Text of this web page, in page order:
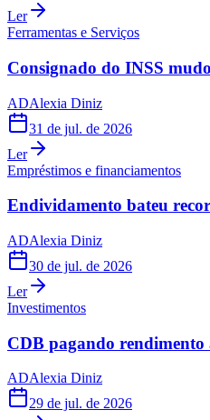
Ler
Ferramentas e Serviços
Consignado do INSS
ADAlexia Diniz
31 de jul. de 2026
Ler
Empréstimos e financiamentos
Endividamento bateu
ADAlexia Diniz
30 de jul. de 2026
Ler
Investimentos
CDB pagando rendimento
ADAlexia Diniz
29 de jul. de 2026